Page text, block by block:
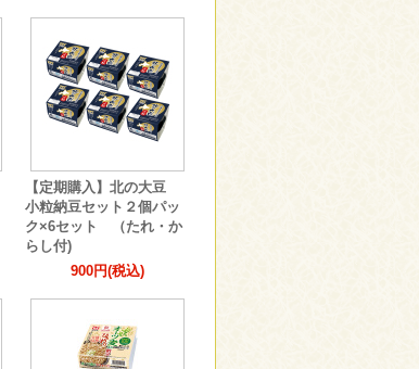
【定期購入】北の大豆
小粒納豆セット２個パッ
ク×6セット （たれ・か
らし付)
900円(税込)